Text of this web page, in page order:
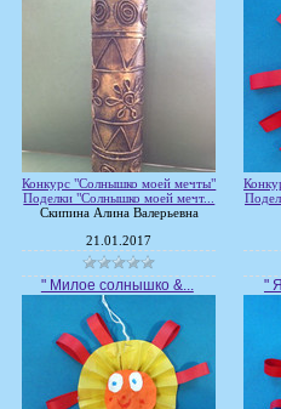
Конкурс "Солнышко моей мечты"
Поделки "Солнышко моей мечт...
Скипина Алина Валерьевна
21.01.2017
" Милое солнышко &... "